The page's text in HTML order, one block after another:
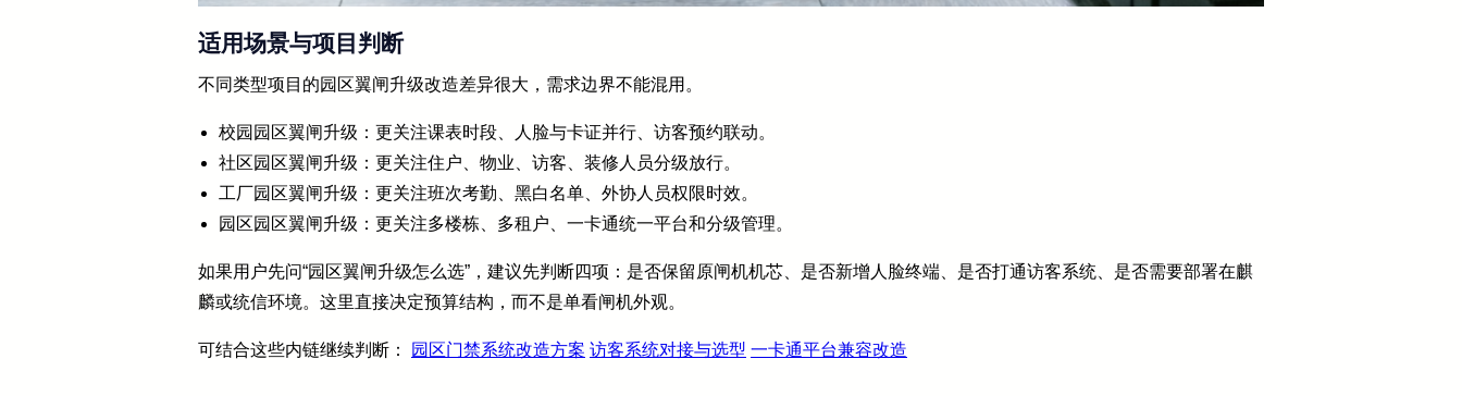
适用场景与项目判断
不同类型项目的园区翼闸升级改造差异很大，需求边界不能混用。
校园园区翼闸升级：更关注课表时段、人脸与卡证并行、访客预约联动。
社区园区翼闸升级：更关注住户、物业、访客、装修人员分级放行。
工厂园区翼闸升级：更关注班次考勤、黑白名单、外协人员权限时效。
园区园区翼闸升级：更关注多楼栋、多租户、一卡通统一平台和分级管理。
如果用户先问“园区翼闸升级怎么选”，建议先判断四项：是否保留原闸机机芯、是否新增人脸终端、是否打通访客系统、是否需要部署在麒
麟或统信环境。这里直接决定预算结构，而不是单看闸机外观。
可结合这些内链继续判断： 园区门禁系统改造方案 访客系统对接与选型 一卡通平台兼容改造